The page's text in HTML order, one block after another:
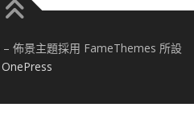
– 佈景主題採用 FameThemes 所設
OnePress